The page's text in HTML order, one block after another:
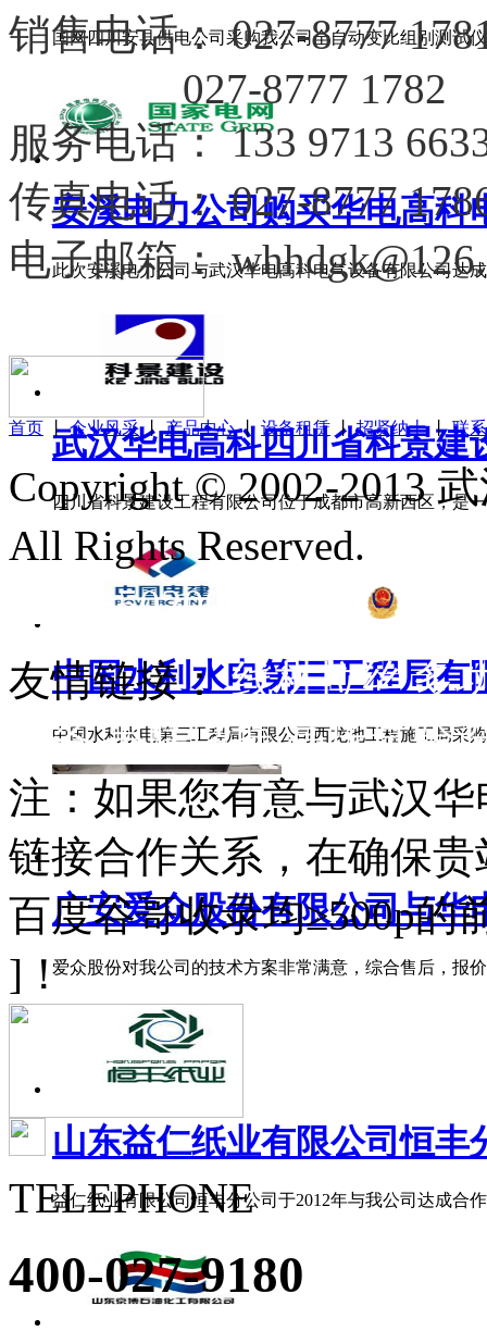
国网四川安县供电公司采购我公司全自动变比组别测试
安溪电力公司购买华电高科
此次安溪电力公司与武汉华电高科电气设备有限公司达
武汉华电高科四川省科景建
四川省科景建设工程有限公司位于成都市高新西区，是
中国水利水电第三工程局有
中国水利水电第三工程局有限公司西龙池工程施工局采
广安爱众股份有限公司与华
爱众股份对我公司的技术方案非常满意，综合售后，报
山东益仁纸业有限公司恒丰
益仁纸业有限公司恒丰分公司于2012年与我公司达成合
销售电话：027-8777
027-8777 1782
服务电话：133 9713
传真电话：027-8777
电子邮箱：
首页 丨企业风采丨产品中心丨 设备租赁 丨招贤纳士丨联
Copyright © 2002-2013
All Rights Reserved.
42018502002567号
友情链接：线材拉丝 多
设备 串联谐振 高压试验
注：如果您有意与武汉
链接合作关系，在确保
百度谷哥收录均≥500p
]！
TELEPHONE
400-027-9180